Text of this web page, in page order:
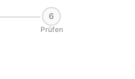
6
Prüfen